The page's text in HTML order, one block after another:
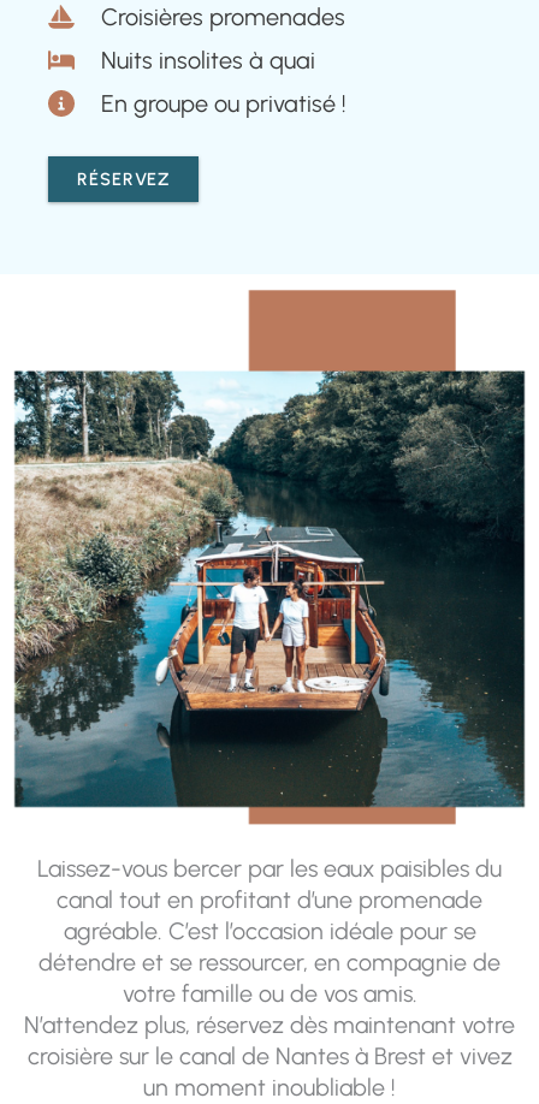
Croisières promenades
Nuits insolites à quai
En groupe ou privatisé !
RÉSERVEZ
Laissez-vous bercer par les eaux paisibles du
canal tout en profitant d’une promenade
agréable. C’est l’occasion idéale pour se
détendre et se ressourcer, en compagnie de
votre famille ou de vos amis.
N’attendez plus, réservez dès maintenant votre
croisière sur le canal de Nantes à Brest et vivez
un moment inoubliable !